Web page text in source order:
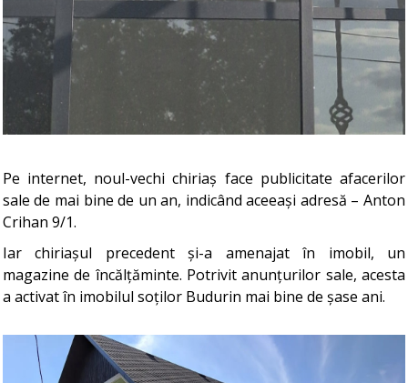
Pe internet, noul-vechi chiriaș face publicitate afacerilor
sale de mai bine de un an, indicând aceeași adresă – Anton
Crihan 9/1.
Iar chiriașul precedent și-a amenajat în imobil, un
magazine de încălțăminte. Potrivit anunțurilor sale, acesta
a activat în imobilul soților Budurin mai bine de șase ani.